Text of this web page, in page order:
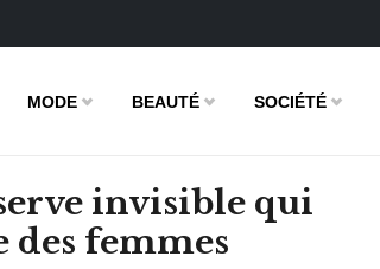
MODE BEAUTÉ SOCIÉTÉ
invisible qui
des femmes